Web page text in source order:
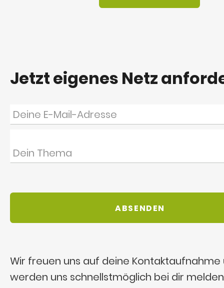
Jetzt eigenes Netz
Wir freuen uns auf deine Kontaktaufnahme
werden uns schnellstmöglich bei dir